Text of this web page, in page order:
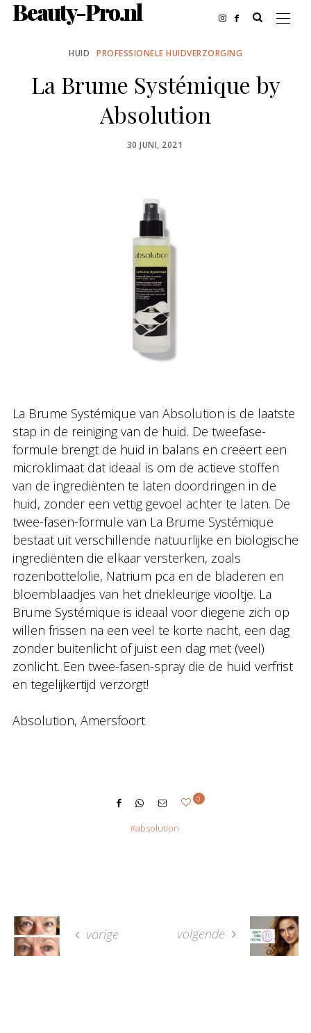
Beauty-Pro.nl
HUID PROFESSIONELE HUIDVERZORGING
La Brume Systémique by
Absolution
POSTED
30 JUNI, 2021
La Brume Systémique van Absolution is de laatste
stap in de reiniging van de huid. De tweefase-
formule brengt de huid in balans en creëert een
microklimaat dat ideaal is om de actieve stoffen
van de ingrediënten te laten doordringen in de
huid, zonder een vettig gevoel achter te laten. De
twee-fasen-formule van La Brume Systémique
bestaat uit verschillende natuurlijke en biologische
ingrediënten die elkaar versterken, zoals
rozenbottelolie, Natrium pca en de bladeren en
bloemblaadjes van het driekleurige viooltje. La
Brume Systémique is ideaal voor diegene zich op
willen frissen na een veel te korte nacht, een dag
zonder buitenlicht of juist een dag met (veel)
zonlicht. Een twee-fasen-spray die de huid verfrist
en tegelijkertijd verzorgt!
Absolution, Amersfoort
0
absolution
vorige volgende